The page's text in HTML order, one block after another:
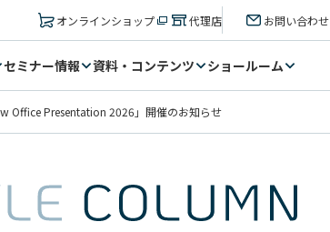
セミナー情報 資料・コンテンツ ショールーム
オンラインショップ 代理店 お問い合わせ
Office Presentation 2026」開催のお知らせ